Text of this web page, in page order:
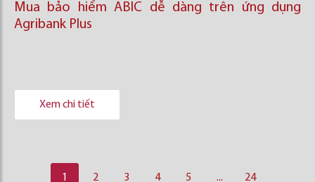
Mua bảo hiểm ABIC dễ dàng trên ứng dụng
Agribank Plus
Xem chi tiết
1 2 3 4 5 ... 24